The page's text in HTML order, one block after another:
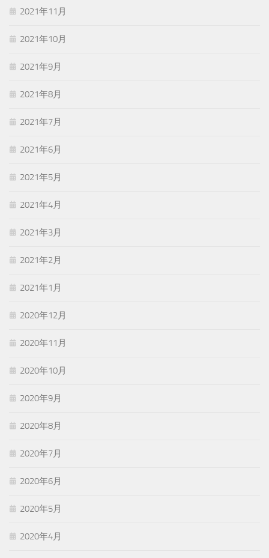
2021年11月
2021年10月
2021年9月
2021年8月
2021年7月
2021年6月
2021年5月
2021年4月
2021年3月
2021年2月
2021年1月
2020年12月
2020年11月
2020年10月
2020年9月
2020年8月
2020年7月
2020年6月
2020年5月
2020年4月